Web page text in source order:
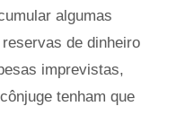
algumas
de dinheiro
imprevistas,
tenham que